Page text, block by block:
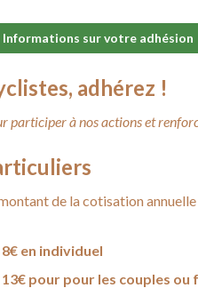
Informations sur votre adhésion
adhérez !
participer à nos actions et
de la cotisation
8€ en individuel
13€ pour pour les couples ou